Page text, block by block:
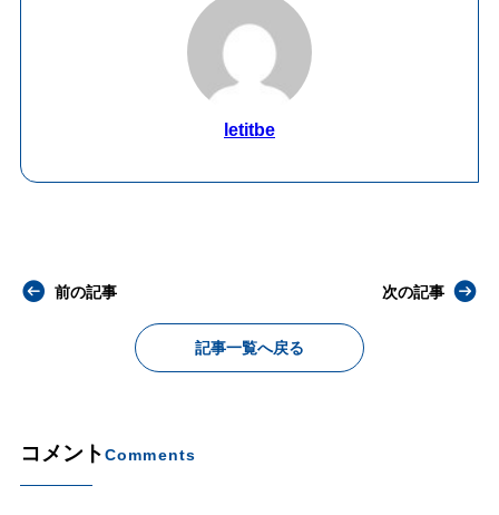
letitbe
前の記事
記事一覧へ戻る
次の記事
コメントComments